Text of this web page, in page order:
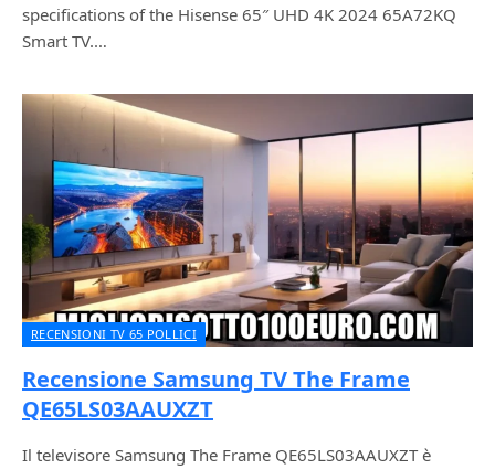
specifications of the Hisense 65″ UHD 4K 2024 65A72KQ
Smart TV.…
RECENSIONI TV 65 POLLICI
Recensione Samsung TV The Frame
QE65LS03AAUXZT
Il televisore Samsung The Frame QE65LS03AAUXZT è